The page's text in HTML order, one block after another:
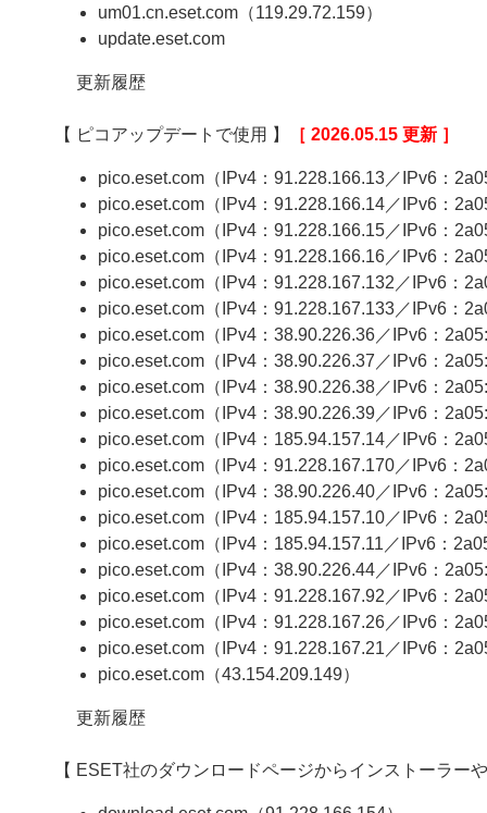
um01.cn.eset.com（119.29.72.159）
update.eset.com
更新履歴
【 ピコアップデートで使用 】 ［ 2026.05.15 更新 ］
pico.eset.com（IPv4：91.228.166.13／IPv6：
pico.eset.com（IPv4：91.228.166.14／IPv6：
pico.eset.com（IPv4：91.228.166.15／IPv6：
pico.eset.com（IPv4：91.228.166.16／IPv6：
pico.eset.com（IPv4：91.228.167.132／IPv6：
pico.eset.com（IPv4：91.228.167.133／IPv6：
pico.eset.com（IPv4：38.90.226.36／IPv6：
pico.eset.com（IPv4：38.90.226.37／IPv6：
pico.eset.com（IPv4：38.90.226.38／IPv6：
pico.eset.com（IPv4：38.90.226.39／IPv6：
pico.eset.com（IPv4：185.94.157.14／IPv6：
pico.eset.com（IPv4：91.228.167.170／IPv6：
pico.eset.com（IPv4：38.90.226.40／IPv6：
pico.eset.com（IPv4：185.94.157.10／IPv6：
pico.eset.com（IPv4：185.94.157.11／IPv6：
pico.eset.com（IPv4：38.90.226.44／IPv6：
pico.eset.com（IPv4：91.228.167.92／IPv6：
pico.eset.com（IPv4：91.228.167.26／IPv6：
pico.eset.com（IPv4：91.228.167.21／IPv6：
pico.eset.com（43.154.209.149）
更新履歴
【 ESET社のダウンロードページからインストーラー